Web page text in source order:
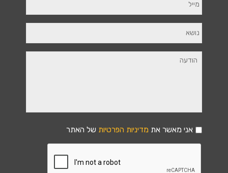
אני מאשר את מדיניות הפרטיות של האתר